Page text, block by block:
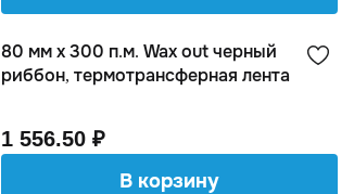
80 мм х 300 п.м. Wax out черный
риббон, термотрансферная лента
1 556.50 ₽
В корзину